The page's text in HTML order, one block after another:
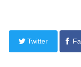
Twitter